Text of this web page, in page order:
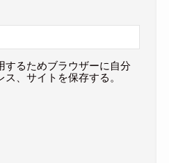
するためブラウザーに自分
、サイトを保存する。